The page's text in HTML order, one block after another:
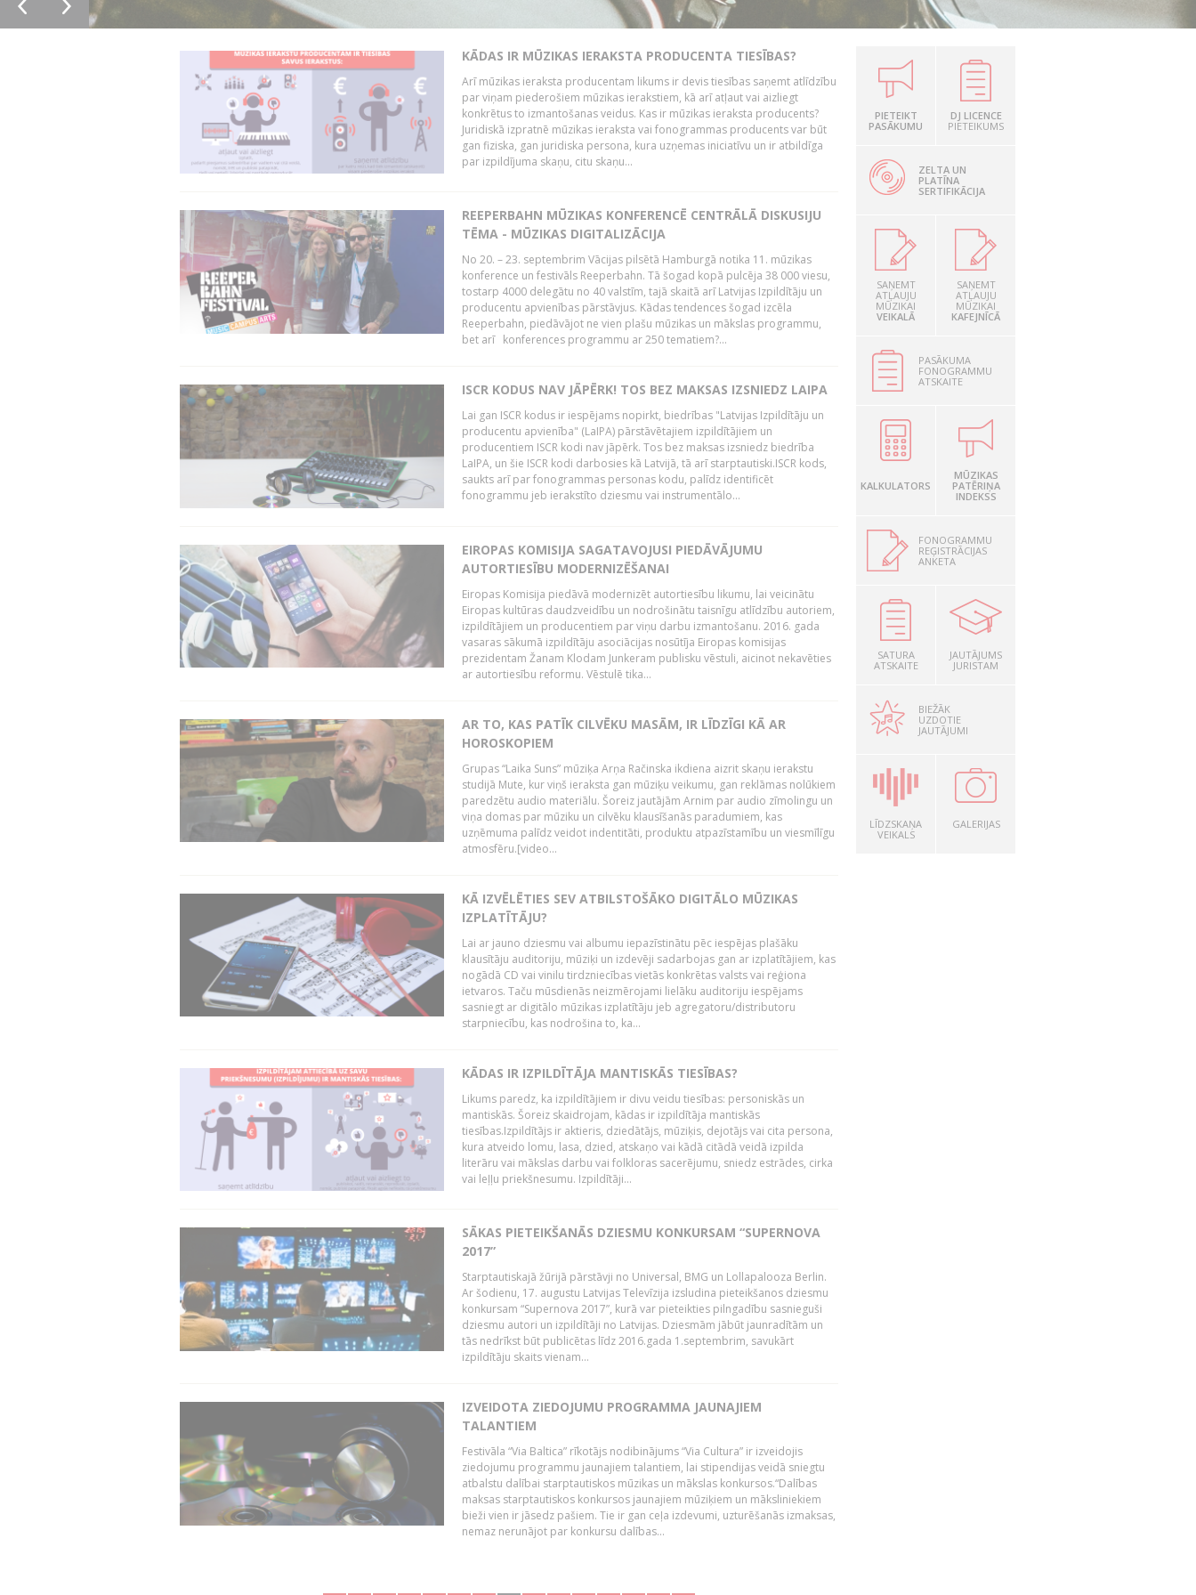
KĀDAS IR MŪZIKAS IERAKSTA PRODUCENTA TIESĪBAS?
Arī mūzikas ieraksta producentam likums ir devis tiesības saņemt atlīdzību
par viņam piederošiem mūzikas ierakstiem, kā arī atļaut vai aizliegt
konkrētus to izmantošanas veidus. Kas ir mūzikas ieraksta producents?
Juridiskā izpratnē mūzikas ieraksta vai fonogrammas producents var būt
gan fiziska, gan juridiska persona, kura uzņemas iniciatīvu un ir atbildīga
par izpildījuma skaņu, citu skaņu...
REEPERBAHN MŪZIKAS KONFERENCĒ CENTRĀLĀ DISKUSIJU
TĒMA - MŪZIKAS DIGITALIZĀCIJA
No 20. – 23. septembrim Vācijas pilsētā Hamburgā notika 11. mūzikas
konference un festivāls Reeperbahn. Tā šogad kopā pulcēja 38 000 viesu,
tostarp 4000 delegātu no 40 valstīm, tajā skaitā arī Latvijas Izpildītāju un
producentu apvienības pārstāvjus. Kādas tendences šogad izcēla
Reeperbahn, piedāvājot ne vien plašu mūzikas un mākslas programmu,
bet arī konferences programmu ar 250 tematiem?...
ISCR KODUS NAV JĀPĒRK! TOS BEZ MAKSAS IZSNIEDZ LAIPA
Lai gan ISCR kodus ir iespējams nopirkt, biedrības "Latvijas Izpildītāju un
producentu apvienība" (LaIPA) pārstāvētajiem izpildītājiem un
producentiem ISCR kodi nav jāpērk. Tos bez maksas izsniedz biedrība
LaIPA, un šie ISCR kodi darbosies kā Latvijā, tā arī starptautiski.ISCR kods,
saukts arī par fonogrammas personas kodu, palīdz identificēt
fonogrammu jeb ierakstīto dziesmu vai instrumentālo...
EIROPAS KOMISIJA SAGATAVOJUSI PIEDĀVĀJUMU
AUTORTIESĪBU MODERNIZĒŠANAI
Eiropas Komisija piedāvā modernizēt autortiesību likumu, lai veicinātu
Eiropas kultūras daudzveidību un nodrošinātu taisnīgu atlīdzību autoriem,
izpildītājiem un producentiem par viņu darbu izmantošanu. 2016. gada
vasaras sākumā izpildītāju asociācijas nosūtīja Eiropas komisijas
prezidentam Žanam Klodam Junkeram publisku vēstuli, aicinot nekavēties
ar autortiesību reformu. Vēstulē tika...
AR TO, KAS PATĪK CILVĒKU MASĀM, IR LĪDZĪGI KĀ AR
HOROSKOPIEM
Grupas “Laika Suns” mūziķa Arņa Račinska ikdiena aizrit skaņu ierakstu
studijā Mute, kur viņš ieraksta gan mūziķu veikumu, gan reklāmas nolūkiem
paredzētu audio materiālu. Šoreiz jautājām Arnim par audio zīmolingu un
viņa domas par mūziku un cilvēku klausīšanās paradumiem, kas
uzņēmuma palīdz veidot indentitāti, produktu atpazīstamību un viesmīlīgu
atmosfēru.[video...
KĀ IZVĒLĒTIES SEV ATBILSTOŠĀKO DIGITĀLO MŪZIKAS
IZPLATĪTĀJU?
Lai ar jauno dziesmu vai albumu iepazīstinātu pēc iespējas plašāku
klausītāju auditoriju, mūziķi un izdevēji sadarbojas gan ar izplatītājiem, kas
nogādā CD vai vinilu tirdzniecības vietās konkrētas valsts vai reģiona
ietvaros. Taču mūsdienās neizmērojami lielāku auditoriju iespējams
sasniegt ar digitālo mūzikas izplatītāju jeb agregatoru/distributoru
starpniecību, kas nodrošina to, ka...
KĀDAS IR IZPILDĪTĀJA MANTISKĀS TIESĪBAS?
Likums paredz, ka izpildītājiem ir divu veidu tiesības: personiskās un
mantiskās. Šoreiz skaidrojam, kādas ir izpildītāja mantiskās
tiesības.Izpildītājs ir aktieris, dziedātājs, mūziķis, dejotājs vai cita persona,
kura atveido lomu, lasa, dzied, atskaņo vai kādā citādā veidā izpilda
literāru vai mākslas darbu vai folkloras sacerējumu, sniedz estrādes, cirka
vai leļļu priekšnesumu. Izpildītāji...
SĀKAS PIETEIKŠANĀS DZIESMU KONKURSAM “SUPERNOVA
2017”
Starptautiskajā žūrijā pārstāvji no Universal, BMG un Lollapalooza Berlin.
Ar šodienu, 17. augustu Latvijas Televīzija izsludina pieteikšanos dziesmu
konkursam “Supernova 2017”, kurā var pieteikties pilngadību sasnieguši
dziesmu autori un izpildītāji no Latvijas. Dziesmām jābūt jaunradītām un
tās nedrīkst būt publicētas līdz 2016.gada 1.septembrim, savukārt
izpildītāju skaits vienam...
IZVEIDOTA ZIEDOJUMU PROGRAMMA JAUNAJIEM
TALANTIEM
Festivāla “Via Baltica” rīkotājs nodibinājums “Via Cultura” ir izveidojis
ziedojumu programmu jaunajiem talantiem, lai stipendijas veidā sniegtu
atbalstu dalībai starptautiskos mūzikas un mākslas konkursos.“Dalības
maksas starptautiskos konkursos jaunajiem mūziķiem un māksliniekiem
bieži vien ir jāsedz pašiem. Tie ir gan ceļa izdevumi, uzturēšanās izmaksas,
nemaz nerunājot par konkursu dalības...
PIETEIKT
PASĀKUMU
DJ LICENCE
PIETEIKUMS
ZELTA UN
PLATĪNA
SERTIFIKĀCIJA
SAŅEMT
ATĻAUJU
MŪZIKAI
VEIKALĀ
SAŅEMT
ATĻAUJU
MŪZIKAI
KAFEJNĪCĀ
PASĀKUMA
FONOGRAMMU
ATSKAITE
KALKULATORS
MŪZIKAS
PATĒRIŅA
INDEKSS
FONOGRAMMU
REĢISTRĀCIJAS
ANKETA
SATURA
ATSKAITE
JAUTĀJUMS
JURISTAM
BIEŽĀK
UZDOTIE
JAUTĀJUMI
LĪDZSKAŅA
VEIKALS
GALERIJAS